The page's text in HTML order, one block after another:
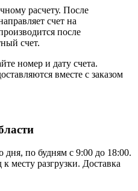
расчету. После
счет на
после
счет.
номер и дату счета.
вместе с заказом
по будням с 9:00 до 18:00.
месту разгрузки. Доставка